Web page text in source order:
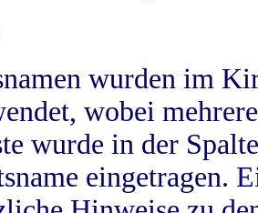
wurden im
wobei
wurde in der
eingetragen.